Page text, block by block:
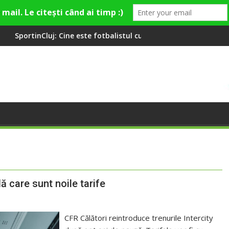
este fotbalistul cu două diplome care a învățat româna la 2 ani
Compania de Apă
care sunt noile tarife
CFR Călători reintroduce trenurile Intercity